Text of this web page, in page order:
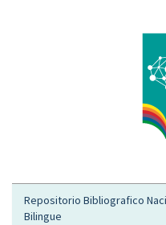
Repositorio Bibliografico
Bilingue